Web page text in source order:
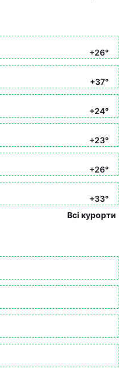
+26°
+37°
+24°
+23°
+26°
+33°
Всі курорти